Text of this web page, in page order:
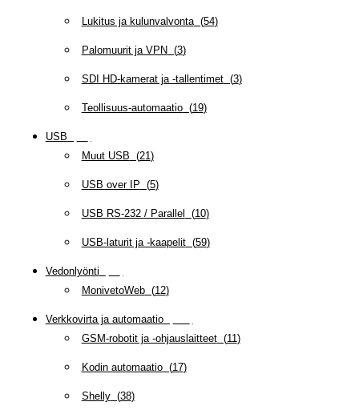
Lukitus ja kulunvalvonta(54)
Palomuurit ja VPN (3)
SDI HD-kamerat ja -tallentimet(3)
Teollisuus-automaatio(19)
USB
Muut USB (21)
USB over IP (5)
USB RS-232 / Parallel (10)
USB-laturit ja -kaapelit(59)
Vedonlyönti
MonivetoWeb(12)
Verkkovirta ja automaatio(
GSM-robotit ja -ohjauslaitteet(11)
Kodin automaatio(17)
Shelly(38)